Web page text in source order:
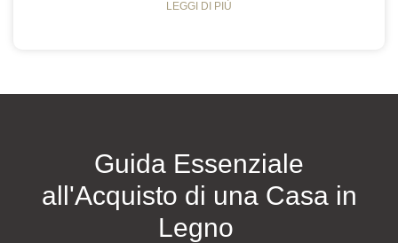
LEGGI DI PIÙ
Guida Essenziale
all'Acquisto di una Casa in
Legno